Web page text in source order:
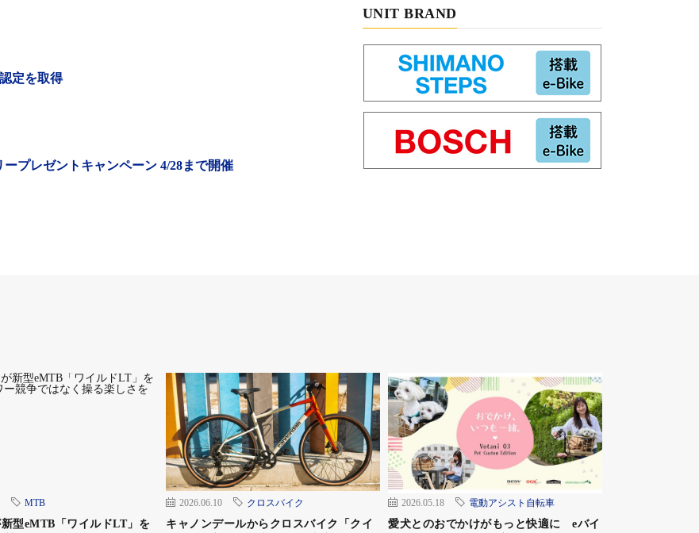
シーン）」を由来とする。今回からは、従来の名古屋
ンに乗ることができる。ただし、15kgを超える重量の
は注意が必要だ。
定を取得
プレゼントキャンペーン 4/28まで開催
UNIT BRAND
MTB
型eMTB「ワイルドLT」を
2026.06.10 クロスバイク
キャノンデールからクロスバイク「クイ
2026.05.18 電動アシスト自転車
愛犬とのおでかけがもっと快適に eバイ